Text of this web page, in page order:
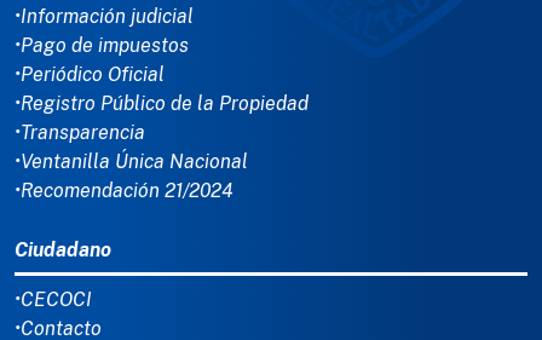
•Información judicial
•Pago de impuestos
•Periódico Oficial
•Registro Público de la Propiedad
•Transparencia
•Ventanilla Única Nacional
•Recomendación 21/2024
Ciudadano
•CECOCI
•Contacto